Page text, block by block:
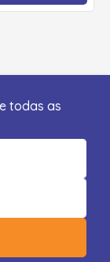
todas as